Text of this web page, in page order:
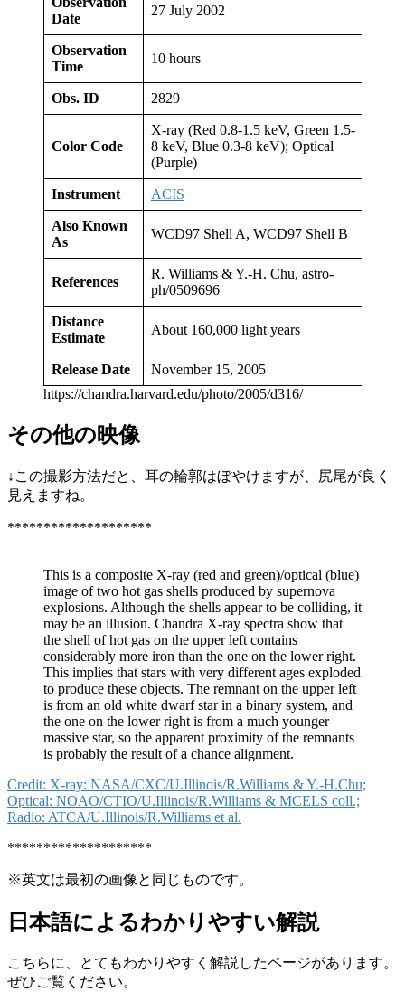
Date
27 July 2002
Observation
Time
10 hours
Obs. ID 2829
Color Code
X-ray (Red 0.8-1.5 keV, Green 1.5-
8 keV, Blue 0.3-8 keV); Optical
(Purple)
Instrument ACIS
Also Known
As
WCD97 Shell A, WCD97 Shell B
References
R. Williams & Y.-H. Chu, astro-
ph/0509696
Distance
Estimate
About 160,000 light years
Release Date
November 15, 2005
https://chandra.harvard.edu/photo/2005/d316/
その他の映像
↓この撮影方法だと、耳の輪郭はぼやけますが、尻尾が良く
見えますね。
********************
This is a composite X-ray (red and green)/optical (blue)
image of two hot gas shells produced by supernova
explosions. Although the shells appear to be colliding, it
may be an illusion. Chandra X-ray spectra show that
the shell of hot gas on the upper left contains
considerably more iron than the one on the lower right.
This implies that stars with very different ages exploded
to produce these objects. The remnant on the upper left
is from an old white dwarf star in a binary system, and
the one on the lower right is from a much younger
massive star, so the apparent proximity of the remnants
is probably the result of a chance alignment.
Credit: X-ray: NASA/CXC/U.Illinois/R.Williams & Y.-H.Chu;
Optical: NOAO/CTIO/U.Illinois/R.Williams & MCELS coll.;
Radio: ATCA/U.Illinois/R.Williams et al.
********************
※英文は最初の画像と同じものです。
日本語によるわかりやすい解説
こちらに、とてもわかりやすく解説したページがあります。
ぜひご覧ください。